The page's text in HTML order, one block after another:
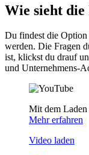
Wie sieht die
Du findest die Option
werden. Die Fragen
ist, klickst du drauf
und Unternehmens-
Mit dem Laden
Mehr erfahren
Video laden